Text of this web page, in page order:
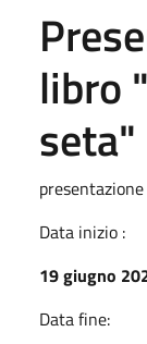
libro
seta"
Data inizio :
19 giugno
Data fine: